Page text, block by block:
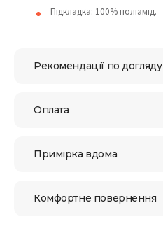
Підкладка: 100% поліамід.
Рекомендації по догляду
Оплата
Примірка вдома
Комфортне повернення